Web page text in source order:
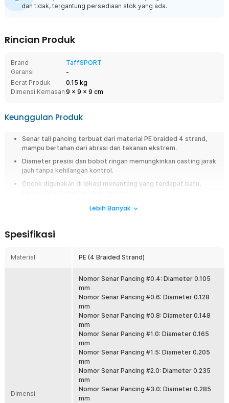
dan tidak, tergantung persediaan stok yang ada.
Rincian Produk
Brand
TaffSPORT
Garansi
-
Berat Produk
0.15 kg
Dimensi Kemasan 9 x 9 x 9 cm
Keunggulan Produk
Senar tali pancing terbuat dari material PE braided 4 strand,
mampu bertahan dari abrasi dan tekanan ekstrem.
Diameter presisi dan bobot ringan memungkinkan casting jarak
jauh tanpa kehilangan kontrol.
Cocok digunakan di lokasi menantang yang terdapat batu,
Senar lentur namun kuat, cocok metode mancing casting,
Dapat digunakan di air asin yang korosif atau air tawar yang
berarus deras.
Overview
Gunakan senar pancing PE braided 300M dari TaffSPORT yang dirancang
kuat, halus, dan tahan abrasi untuk berbagai kondisi memancing. Cocok
digunakan di laut, sungai, dan kolam dengan performa stabil saat casting
maupun fight ikan besar. Solusi tepat untuk pemancing pemula hingga
Material PE Braided 4 Strand Kuat
Menggunakan bahan PE braided 4 anyaman yang terkenal kuat dan
tahan lama. Struktur serat rapat membantu menahan tarikan besar
saat strike. Cocok untuk area berbatu, karang, dan spot ekstrem.
Panjang 300 M Lebih Fleksibel
Lebih Banyak
Spesifikasi
Material PE (4 Braided Strand)
Dimensi
Nomor Senar Pancing #0.4: Diameter 0.105
mm
Nomor Senar Pancing #0.6: Diameter 0.128
mm
Nomor Senar Pancing #0.8: Diameter 0.148
mm
Nomor Senar Pancing #1.0: Diameter 0.165
mm
Nomor Senar Pancing #1.5: Diameter 0.205
mm
Nomor Senar Pancing #2.0: Diameter 0.235
mm
Nomor Senar Pancing #3.0: Diameter 0.285
mm